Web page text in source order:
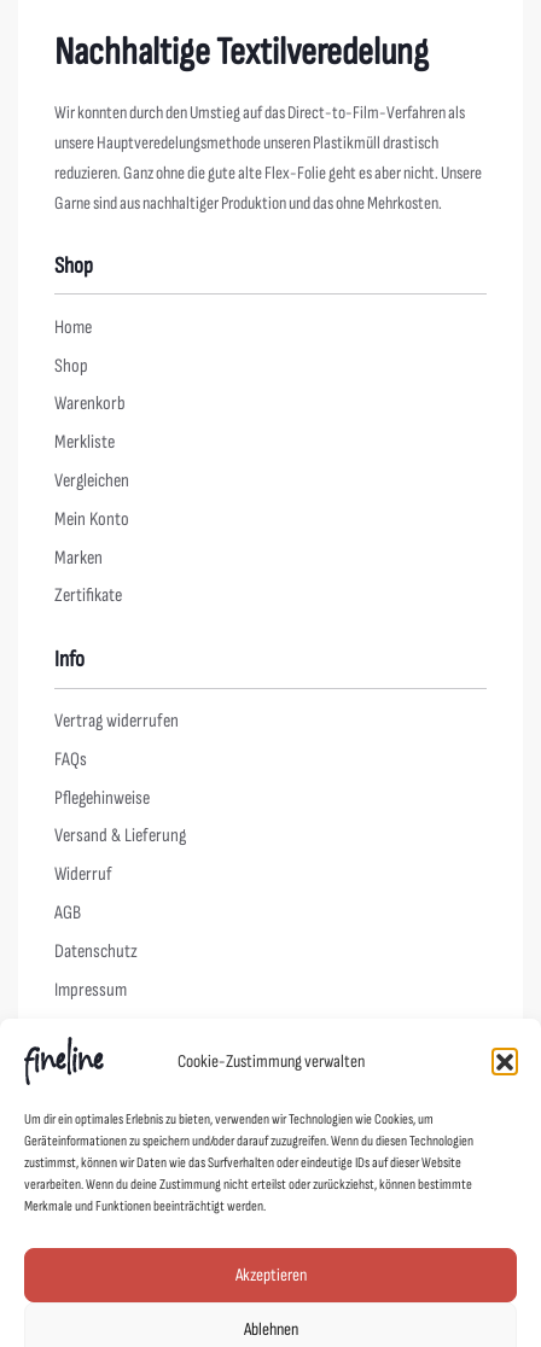
Cookie-Zustimmung verwalten
Um dir ein optimales Erlebnis zu bieten, verwenden wir Technologien wie Cookies, um
Geräteinformationen zu speichern und/oder darauf zuzugreifen. Wenn du diesen Technologien
zustimmst, können wir Daten wie das Surfverhalten oder eindeutige IDs auf dieser Website
verarbeiten. Wenn du deine Zustimmung nicht erteilst oder zurückziehst, können bestimmte
Merkmale und Funktionen beeinträchtigt werden.
Akzeptieren
Ablehnen
Nachhaltige Textilveredelung
Wir konnten durch den Umstieg auf das Direct-to-Film-Verfahren als
unsere Hauptveredelungsmethode unseren Plastikmüll drastisch
reduzieren. Ganz ohne die gute alte Flex-Folie geht es aber nicht. Unsere
Garne sind aus nachhaltiger Produktion und das ohne Mehrkosten.
Shop
Home
Shop
Warenkorb
Merkliste
Vergleichen
Mein Konto
Marken
Zertifikate
Info
Vertrag widerrufen
FAQs
Pflegehinweise
Versand & Lieferung
Widerruf
AGB
Datenschutz
Impressum
Kontakt
Designer
Agentur fineline